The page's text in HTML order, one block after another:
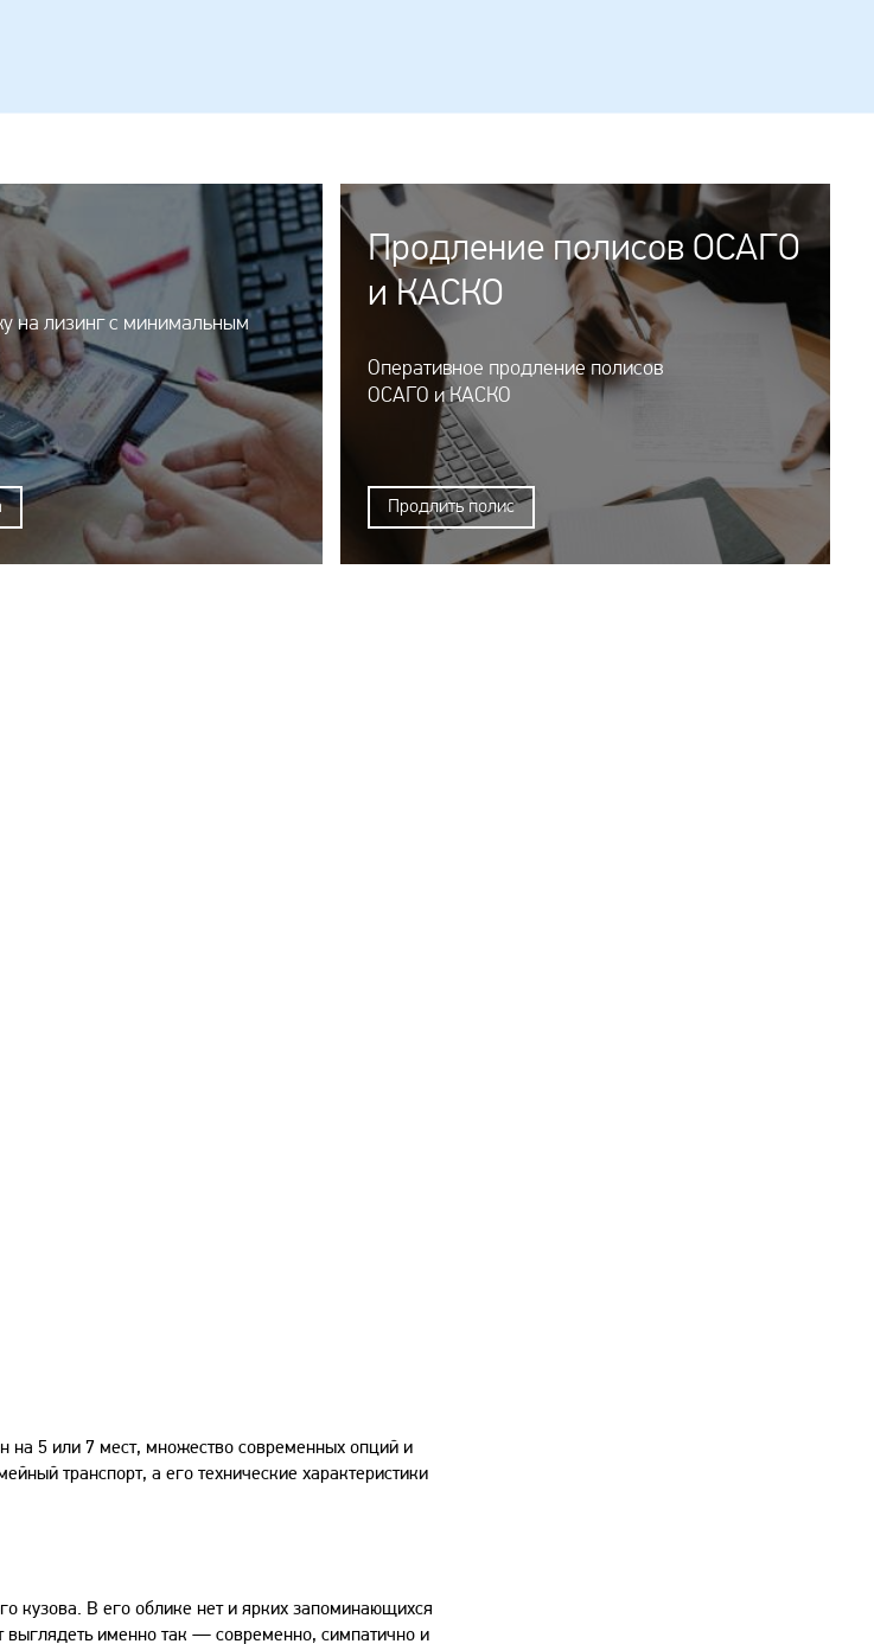
на лизинг с минимальным
Продление полисов ОСАГО
и КАСКО
Оперативное продление полисов
ОСАГО и КАСКО
Продлить полис
на 5 или 7 мест, множество современных опций и
транспорт, а его технические характеристики
кузова. В его облике нет и ярких запоминающихся
именно так — современно, симпатично и